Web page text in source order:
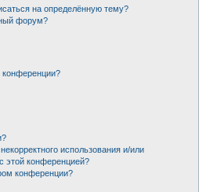
на определённую тему?
форум?
конференции?
использования и/или
этой конференцией?
конференции?